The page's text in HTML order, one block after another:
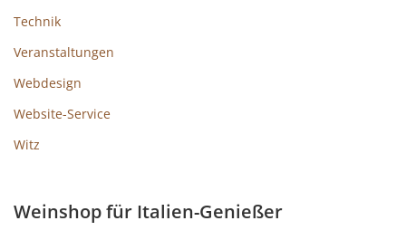
Technik
Veranstaltungen
Webdesign
Website-Service
Witz
Weinshop für Italien-Genießer